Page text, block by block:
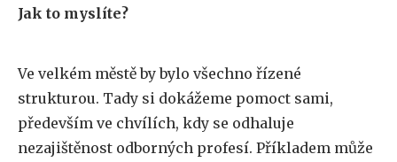
Jak to myslíte?
Ve velkém městě by bylo všechno řízené
strukturou. Tady si dokážeme pomoct sami,
především ve chvílích, kdy se odhaluje
nezajištěnost odborných profesí. Příkladem může